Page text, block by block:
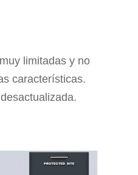
limitadas y no
características.